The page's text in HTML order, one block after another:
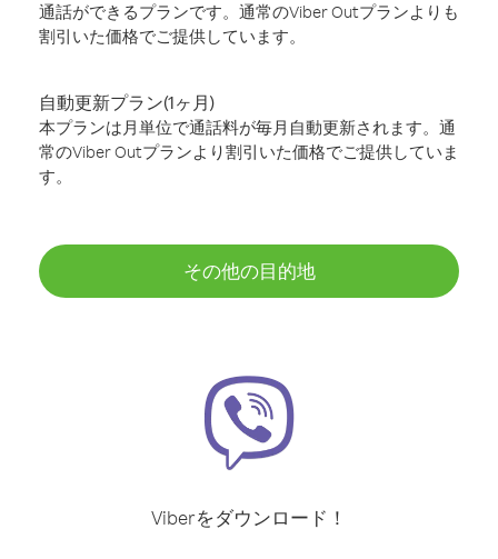
通話ができるプランです。通常のViber Outプランよりも
割引いた価格でご提供しています。
自動更新プラン(1ヶ月)
本プランは月単位で通話料が毎月自動更新されます。通
常のViber Outプランより割引いた価格でご提供していま
す。
その他の目的地
Viberをダウンロード！